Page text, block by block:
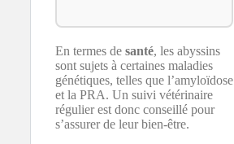
En termes de santé, les abyssins
sont sujets à certaines maladies
génétiques, telles que l’amyloïdose
et la PRA. Un suivi vétérinaire
régulier est donc conseillé pour
s’assurer de leur bien-être.